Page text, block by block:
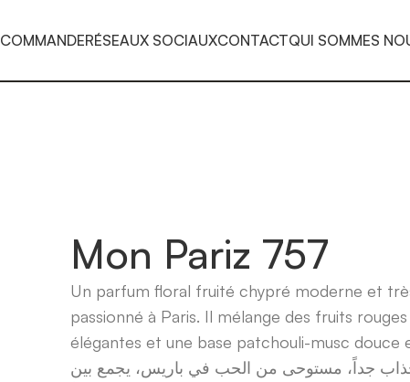
COMMANDERÉSEAUX SOCIAUXCONTACTQUI SOMMES
Mon Pariz 757
Un parfum floral fruité chypré moderne et
passionné à Paris. Il mélange des fruits
élégantes et une base patchouli-musc douce
جداً، مستوحى من الحب في باريس، يجمع بين